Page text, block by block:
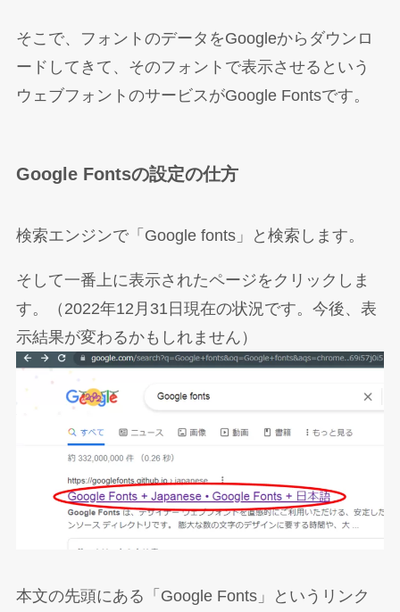
そこで、フォントのデータをGoogleからダウンロ
ードしてきて、そのフォントで表示させるという
ウェブフォントのサービスがGoogle Fontsです。
Google Fontsの設定の仕方
検索エンジンで「Google fonts」と検索します。
そして一番上に表示されたページをクリックしま
す。（2022年12月31日現在の状況です。今後、表
示結果が変わるかもしれません）
本文の先頭にある「Google Fonts」というリンク